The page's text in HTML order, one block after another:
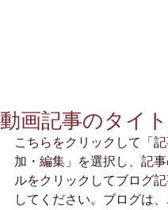
動画記事のタイ
こちらをクリックして「
加・編集」を選択し、記事
ルをクリックしてブログ
してください。ブログは